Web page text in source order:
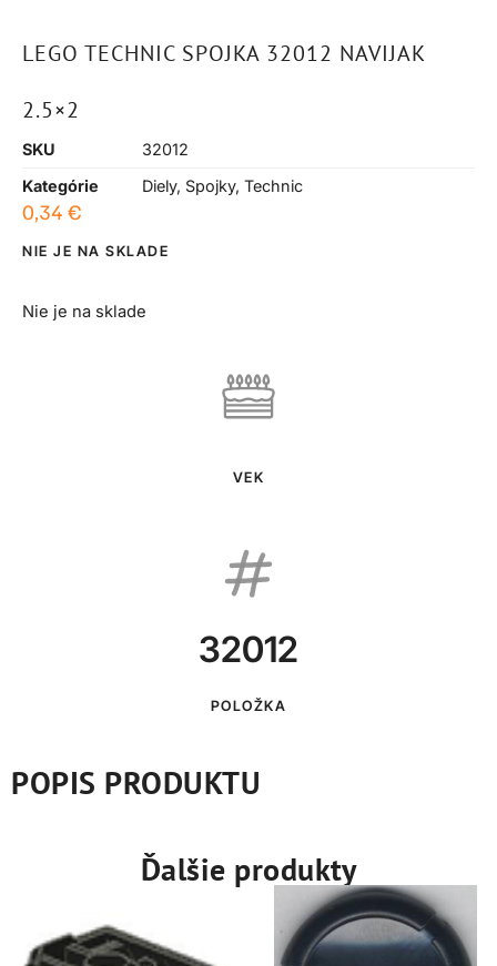
LEGO TECHNIC SPOJKA 32012 NAVIJAK
2.5×2
SKU
32012
Kategórie
Diely, Spojky, Technic
0,34 €
NIE JE NA SKLADE
Nie je na sklade
VEK
32012
POLOŽKA
POPIS PRODUKTU
Ďalšie produkty